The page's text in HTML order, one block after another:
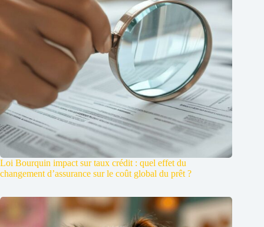
Loi Bourquin impact sur taux crédit : quel effet du
changement d’assurance sur le coût global du prêt ?